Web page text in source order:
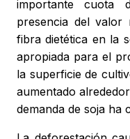
importante cuota
presencia del
fibra dietética en la
apropiada para el
la superficie de
aumentado
demanda de soja ha